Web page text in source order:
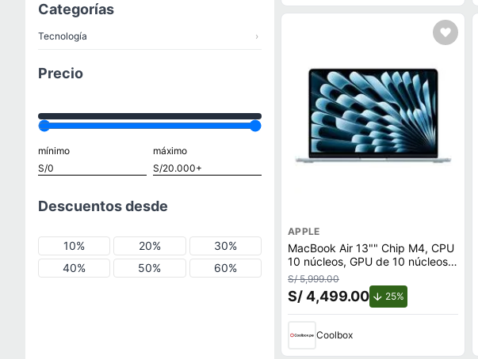
Categorías
Tecnología ›
Precio
mínimo máximo
Descuentos desde
10% 20%
30%
40%
50% 60%
APPLE
MacBook Air 13"" Chip M4, CPU
10 núcleos, GPU de 10 núcleos,
256GB SSD, 16GB RAM, macOS,
skyblue
S/ 5,999.00
S/ 4,499.00 25%de descuento.
Coolbox